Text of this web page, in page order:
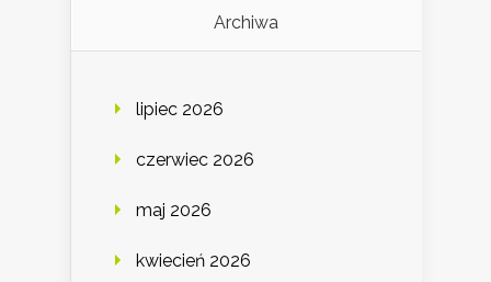
Archiwa
lipiec 2026
czerwiec 2026
maj 2026
kwiecień 2026